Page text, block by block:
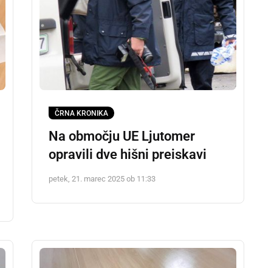
ČRNA KRONIKA
Na območju UE Ljutomer
opravili dve hišni preiskavi
petek, 21. marec 2025 ob 11:33